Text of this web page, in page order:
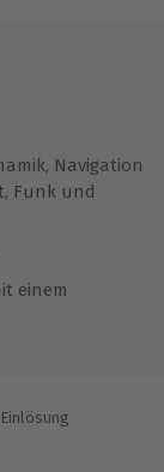
Navigation
Funk und
einem